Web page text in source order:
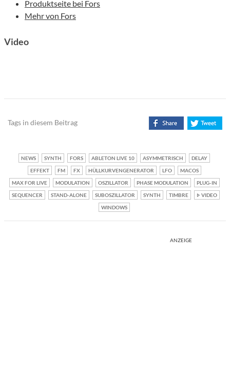
Produktseite bei Fors
Mehr von Fors
Video
Tags in diesem Beitrag
NEWS SYNTH FORS ABLETON LIVE 10 ASYMMETRISCH
DELAY
EFFEKT
FM FX HÜLLKURVENGENERATOR LFO
MACOS
MAX FOR LIVE
MODULATION OSZILLATOR PHASE MODULATION
PLUG-IN
SEQUENCER
STAND-ALONE SUBOSZILLATOR SYNTH TIMBRE
VIDEO
WINDOWS
ANZEIGE